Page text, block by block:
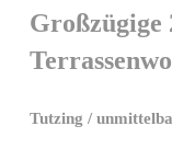
Großzügige
Tutzing /